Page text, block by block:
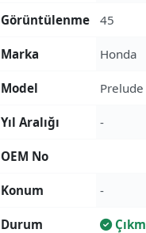
Görüntülenme 45
Marka Honda
Model Prelude
Yıl Aralığı -
OEM No
Konum -
Durum